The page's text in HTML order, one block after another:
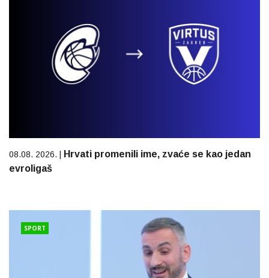
08.08. 2026. |
Hrvati promenili ime, zvaće se kao jedan
evroligaš
SPORT